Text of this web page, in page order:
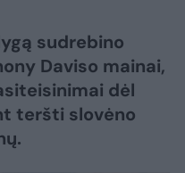
sudrebino
Daviso mainai,
dėl
teršti slovėno